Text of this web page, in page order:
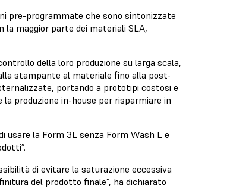
pre-programmate che sono sintonizzate
la maggior parte dei materiali SLA,
della loro produzione su larga scala,
stampante al materiale fino alla post-
portando a prototipi costosi e
produzione in-house per risparmiare in
usare la Form 3L senza Form Wash L e
di evitare la saturazione eccessiva
del prodotto finale”, ha dichiarato